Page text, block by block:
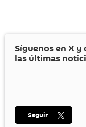
Síguenos en X y
las últimas
Seguir